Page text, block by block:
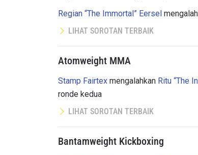
Regian “The Immortal” Eersel
LIHAT SOROTAN TERBAIK
Atomweight MMA
Stamp Fairtex mengalahkan Ritu “The
ronde kedua
LIHAT SOROTAN TERBAIK
Bantamweight Kickboxing